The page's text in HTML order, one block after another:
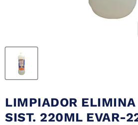
LIMPIADOR ELIMINA
SIST. 220ML EVAR-